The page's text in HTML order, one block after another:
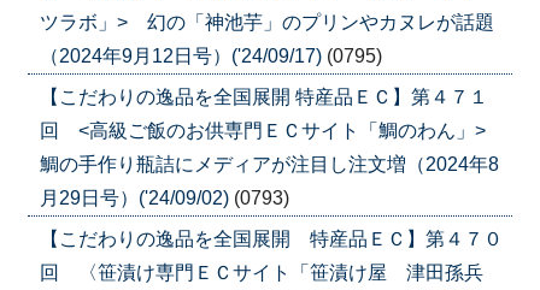
ツラボ」> 幻の「神池芋」のプリンやカヌレが話題
（2024年9月12日号）('24/09/17) (0795)
【こだわりの逸品を全国展開 特産品ＥＣ】第４７１
回 <高級ご飯のお供専門ＥＣサイト「鯛のわん」>
鯛の手作り瓶詰にメディアが注目し注文増（2024年8
月29日号）('24/09/02) (0793)
【こだわりの逸品を全国展開 特産品ＥＣ】第４７０
回 〈笹漬け専門ＥＣサイト「笹漬け屋 津田孫兵